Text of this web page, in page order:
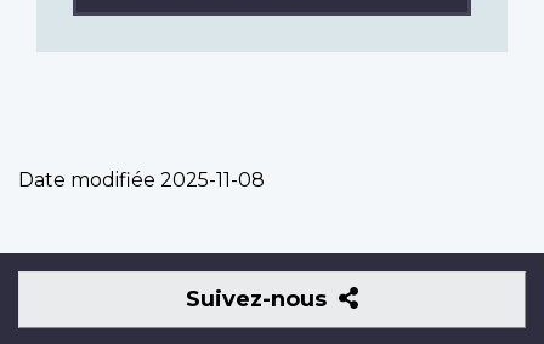
Date modifiée 2025-11-08
Suivez-nous
Suivez-
nous